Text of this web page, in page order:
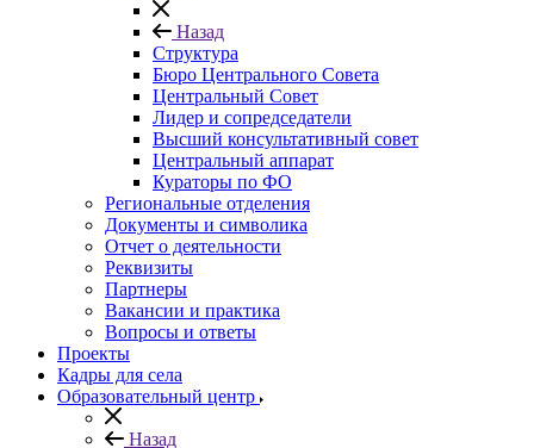
Назад
Структура
Бюро Центрального Совета
Центральный Совет
Лидер и сопредседатели
Высший консультативный совет
Центральный аппарат
Кураторы по ФО
Региональные отделения
Документы и символика
Отчет о деятельности
Реквизиты
Партнеры
Вакансии и практика
Вопросы и ответы
Проекты
Кадры для села
Образовательный центр
Назад